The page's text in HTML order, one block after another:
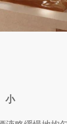
小